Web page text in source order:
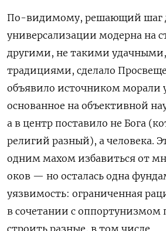
По-видимому, решающий шаг
универсализации модерна на
другими, не такими
традициями, сделало
объявило источником морали
основанное на объективной
а в центр поставило не Бога
религий разный), а человека.
одним махом избавиться от
оков — но осталась одна
уязвимость: ограниченная
в сочетании с оппортунизмом
строить разные, в том числе